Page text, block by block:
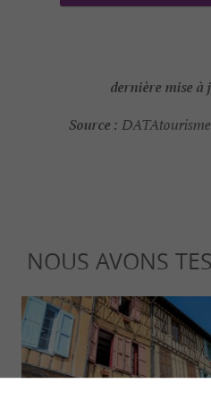
dernière mise à
Source :
NOUS AVONS